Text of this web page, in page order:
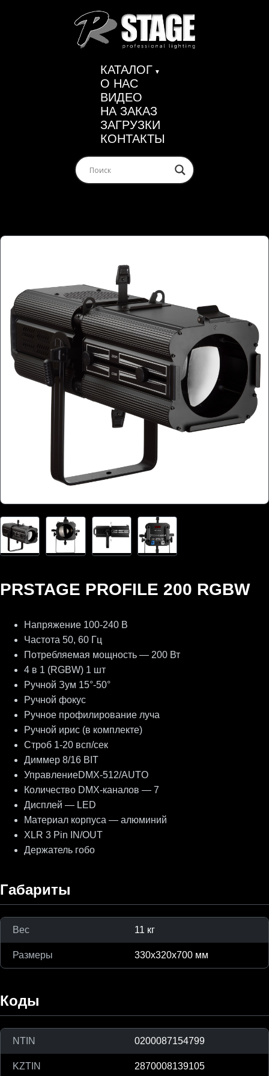
КАТАЛОГ
О НАС
ВИДЕО
НА ЗАКАЗ
ЗАГРУЗКИ
КОНТАКТЫ
PRSTAGE PROFILE 200 RGBW
Напряжение 100-240 В
Частота 50, 60 Гц
Потребляемая мощность — 200 Вт
4 в 1 (RGBW) 1 шт
Ручной Зум 15°-50°
Ручной фокус
Ручное профилирование луча
Ручной ирис (в комплекте)
Строб 1-20 всп/сек
Диммер 8/16 BIT
УправлениеDMX-512/AUTO
Количество DMX-каналов — 7
Дисплей — LED
Материал корпуса — алюминий
XLR 3 Pin IN/OUT
Держатель гобо
Габариты
Вес 11 кг
Размеры 330х320х700 мм
Коды
NTIN 0200087154799
KZTIN 2870008139105